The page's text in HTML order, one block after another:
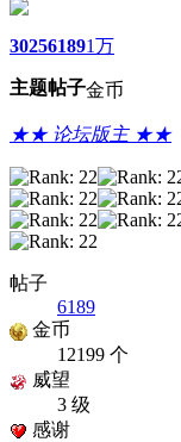
3025
主题
6189
帖子
1万
金币
★★ 论坛版主 ★★
帖子
6189
金币
12199 个
威望
3 级
感谢